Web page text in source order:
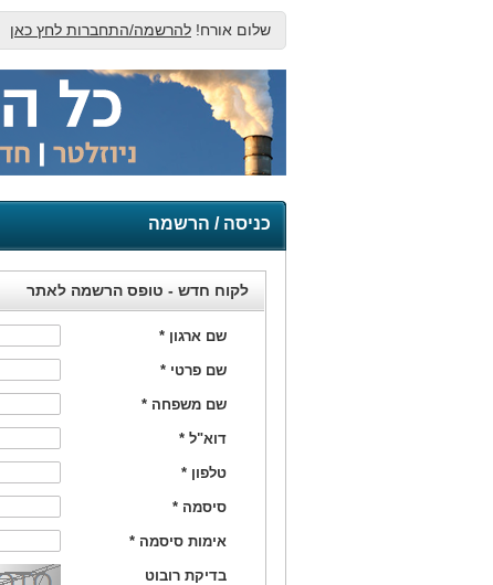
שלום אורח! להרשמה/התחברות לחץ כאן
כניסה / הרשמה
לקוח חדש - טופס הרשמה לאתר
שם ארגון *
שם פרטי *
שם משפחה *
דוא"ל *
טלפון *
סיסמה *
אימות סיסמה *
בדיקת רובוט